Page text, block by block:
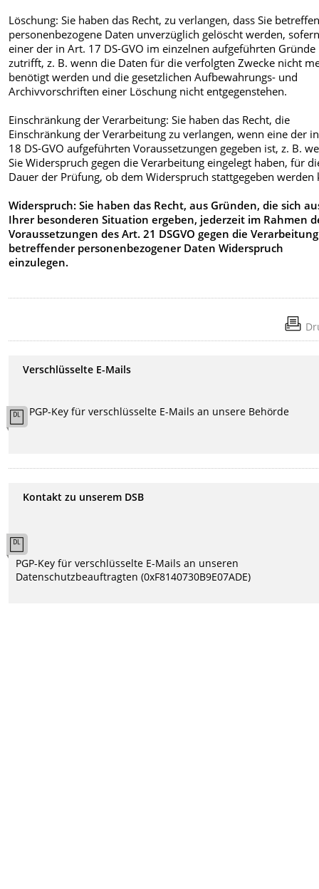
Löschung: Sie haben das Recht, zu verlangen, dass Sie
personenbezogene Daten unverzüglich gelöscht werden,
einer der in Art. 17 DS-GVO im einzelnen aufgeführten Gründe
zutrifft, z. B. wenn die Daten für die verfolgten Zwecke nicht
benötigt werden und die gesetzlichen Aufbewahrungs- und
Archivvorschriften einer Löschung nicht entgegenstehen.
Einschränkung der Verarbeitung: Sie haben das Recht, die
Einschränkung der Verarbeitung zu verlangen, wenn eine der
18 DS-GVO aufgeführten Voraussetzungen gegeben ist, z. B.
Sie Widerspruch gegen die Verarbeitung eingelegt haben, für
Dauer der Prüfung, ob dem Widerspruch stattgegeben werden
Widerspruch: Sie haben das Recht, aus Gründen, die sich
Ihrer besonderen Situation ergeben, jederzeit im Rahmen
Voraussetzungen des Art. 21 DSGVO gegen die
betreffender personenbezogener Daten Widerspruch
einzulegen.
Verschlüsselte E-Mails
PGP-Key für verschlüsselte E-Mails an unsere Behörde
Kontakt zu unserem DSB
PGP-Key für verschlüsselte E-Mails an unseren
Datenschutzbeauftragten (0xF8140730B9E07ADE)